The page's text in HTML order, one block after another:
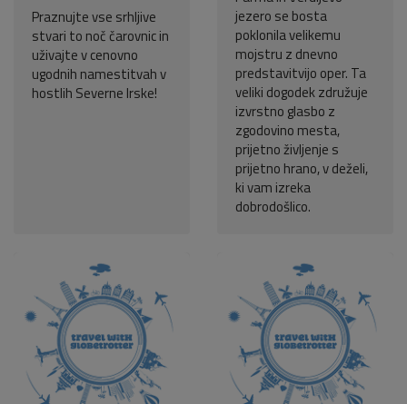
Praznujte vse srhljive
stvari to noč čarovnic in
uživajte v cenovno
ugodnih namestitvah v
hostlih Severne Irske!
jezero se bosta
poklonila velikemu
mojstru z dnevno
predstavitvijo oper. Ta
veliki dogodek združuje
izvrstno glasbo z
zgodovino mesta,
prijetno življenje s
prijetno hrano, v deželi,
ki vam izreka
dobrodošlico.